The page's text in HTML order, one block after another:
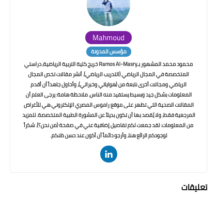
Mahmoud
مؤسس المدونة
محمود محمد المشهور بـRamos Al-Masry خريج كلية التربية الرياضية، دراستي
المتخصصة في المجال الرياضي (التدريب الرياضي). أنشر مقالات تخص المجال
الرياضي ومجالات أخرى نابعة من (هواياتي وخبراتي)، وأحاول جاهداً أن أقدم
المعلومات بشكل جيد وبسيط يستفيد منه الناس. ملاحظة هامة: يرجى العلم أن
المقالات الصحية التي تظهر على موقع راموس المصري الإلكتروني هي للأغراض
المرجعية فقط، ولا يُقصد بها أن تكون بديلاً عن المشورة الطبية المتخصصة. للمزيد
من المعلومات: لقد جمعت لكم تفاصيل إضافية عني في صفحة (من نحن؟). شكراً
لوجودكم الرائع هنا، وأرجو دائماً أن أكون عند حسن ظنكم.
تعليقات